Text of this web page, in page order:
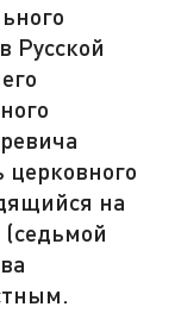
Русской
на